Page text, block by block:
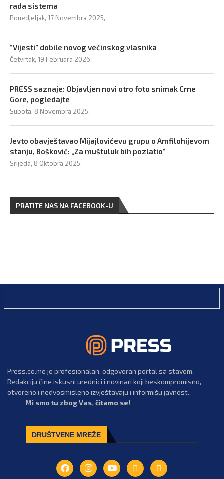
rada sistema
Ponedjeljak, 17 Novembra 2025,
“Vijesti” dobile novog većinskog vlasnika
Četvrtak, 19 Februara 2026,
PRESS saznaje: Objavljen novi otro foto snimak Crne
Gore, pogledajte
Subota, 8 Novembra 2025,
Jevto obavještavao Mijajlovićevu grupu o Amfilohijevom
stanju, Bošković: „Za muštuluk bih pozlatio“
Srijeda, 8 Oktobra 2025,
PRATITE NAS NA FACEBOOK-U
Press.co.me je profesionalan, odgovoran portal sa stavom.
Redakciju čine iskusni urednici i novinari koji beskompromisno,
otvoreno i nedvosmisleno izvještavaju i informišu javnost.
Mi smo tu zbog Vas, čitamo se!
DRUŠTVENE MREŽE